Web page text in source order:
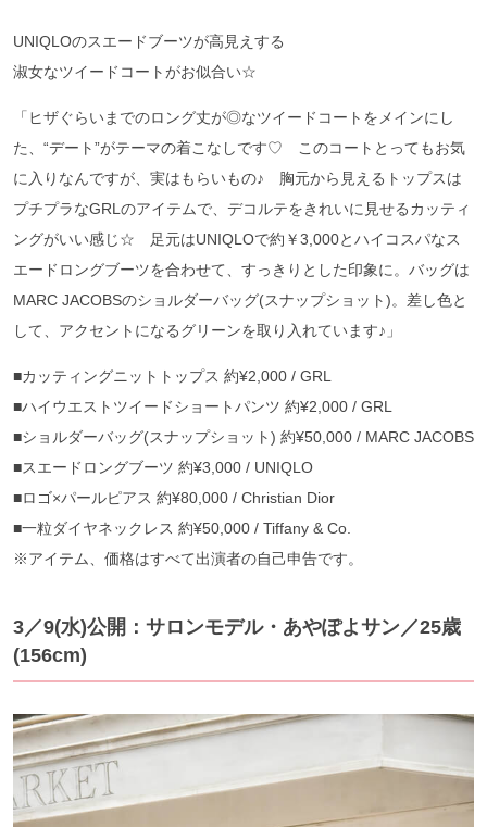
UNIQLOのスエードブーツが高見えする
淑女なツイードコートがお似合い☆
「ヒザぐらいまでのロング丈が◎なツイードコートをメインにし
た、“デート”がテーマの着こなしです♡ このコートとってもお気
に入りなんですが、実はもらいもの♪ 胸元から見えるトップスは
プチプラなGRLのアイテムで、デコルテをきれいに見せるカッティ
ングがいい感じ☆ 足元はUNIQLOで約￥3,000とハイコスパなス
エードロングブーツを合わせて、すっきりとした印象に。バッグは
MARC JACOBSのショルダーバッグ(スナップショット)。差し色と
して、アクセントになるグリーンを取り入れています♪」
■カッティングニットトップス 約¥2,000 / GRL
■ハイウエストツイードショートパンツ 約¥2,000 / GRL
■ショルダーバッグ(スナップショット) 約¥50,000 / MARC JACOBS
■スエードロングブーツ 約¥3,000 / UNIQLO
■ロゴ×パールピアス 約¥80,000 / Christian Dior
■一粒ダイヤネックレス 約¥50,000 / Tiffany & Co.
※アイテム、価格はすべて出演者の自己申告です。
3／9(水)公開：サロンモデル・あやぽよサン／25歳
(156cm)